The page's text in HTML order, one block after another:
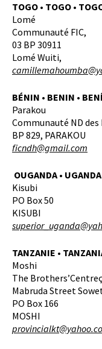
TOGO • TOGO •
Lomé
Communauté FIC,
03 BP 30911
Lomé Wuiti,
BÉNIN • BENIN •
Parakou
Communauté ND des
BP 829, PARAKOU
ficndh@gmail.com
OUGANDA •
Kisubi
PO Box 50
KISUBI
TANZANIE •
Moshi
The
Mabruda Street
PO Box 166
MOSHI